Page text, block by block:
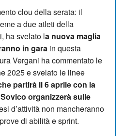
clou della serata: il
a due atleti della
ha svelato la nuova maglia
in gara in questa
Vergani ha commentato le
2025 e svelato le linee
partirà il 6 aprile con la
organizzerà sulle
d’attività non mancheranno
di abilità e sprint.